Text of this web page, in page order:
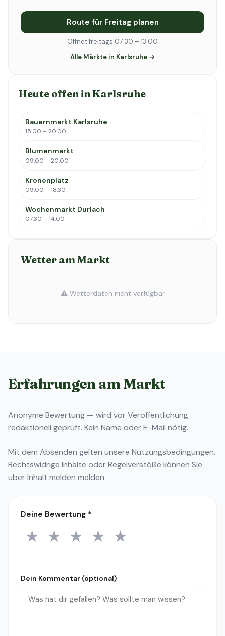
Route für Freitag planen
Öffnet freitags 07:30 – 13:00
Alle Märkte in Karlsruhe →
Heute offen in Karlsruhe
Bauernmarkt Karlsruhe
15:00 – 20:00
Blumenmarkt
09:00 – 20:00
Kronenplatz
09:00 – 18:30
Wochenmarkt Durlach
07:30 – 14:00
Wetter am Markt
⚠️ Wetterdaten nicht verfügbar
Erfahrungen am Markt
Anonyme Bewertung — wird vor Veröffentlichung
redaktionell geprüft. Kein Name oder E-Mail nötig.
Mit dem Absenden gelten unsere Nutzungsbedingungen.
Rechtswidrige Inhalte oder Regelverstöße können Sie
überInhalt melden melden.
Deine Bewertung *
1 Stern
★ 2 Sterne
★ 3 Sterne
★ 4 Sterne
★ 5 Sterne
★
Dein Kommentar (optional)